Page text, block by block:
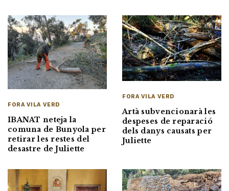
FORA VILA VERD
IBANAT neteja la
comuna de Bunyola per
retirar les restes del
desastre de Juliette
FORA VILA VERD
Artà subvencionarà les
despeses de reparació
dels danys causats per
Juliette